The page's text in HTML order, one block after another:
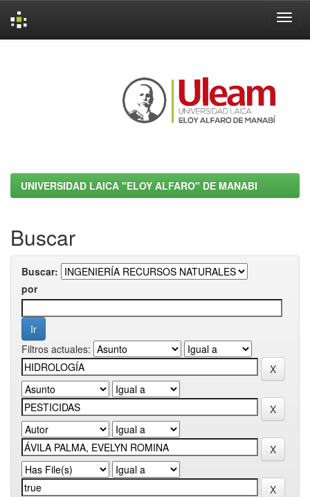
UNIVERSIDAD LAICA "ELOY ALFARO" DE MANABI
Buscar
Buscar:
por
Filtros actuales: